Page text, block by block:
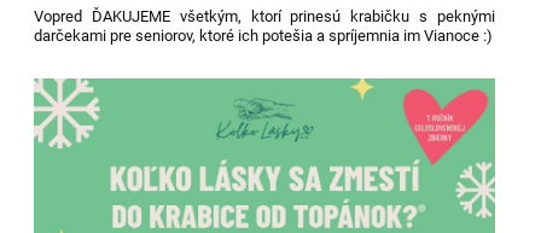
Vopred ĎAKUJEME všetkým, ktorí prinesú krabičku s peknými
darčekami pre seniorov, ktoré ich potešia a spríjemnia im Vianoce :)